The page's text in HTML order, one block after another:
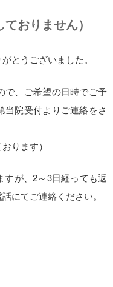
おりません）
とうございました。
で、ご希望の日時でご予
院受付よりご連絡をさ
ります）
が、2～3日経っても返
にてご連絡ください。